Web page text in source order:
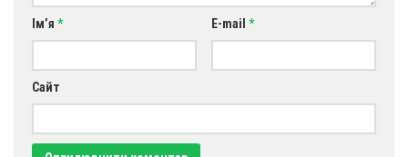
Ім’я * E-mail *
Сайт